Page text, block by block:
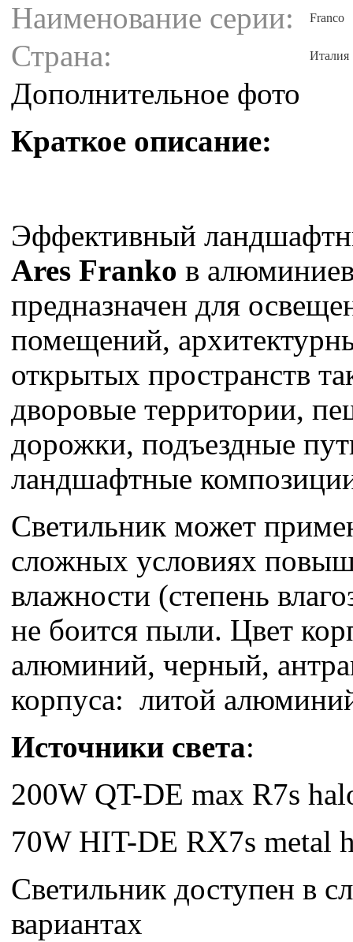
Наименование серии: Franco
Страна: Италия
Дополнительное фото
Краткое описание:
Эффективный
Ares Franko в
предназначен для
помещений,
открытых пространств
дворовые территории,
дорожки, подъездные
ландшафтные
Светильник может
сложных условиях
влажности (степень
не боится пыли. Цвет
алюминий, черный,
корпуса: литой
Источники света:
200W QT-DE max R7s
70W HIT-DE RX7s metal
Светильник доступен в
вариантах